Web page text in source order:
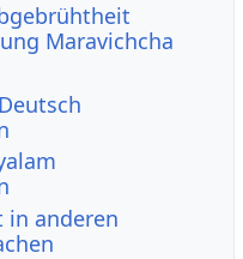
Maravichcha
anderen